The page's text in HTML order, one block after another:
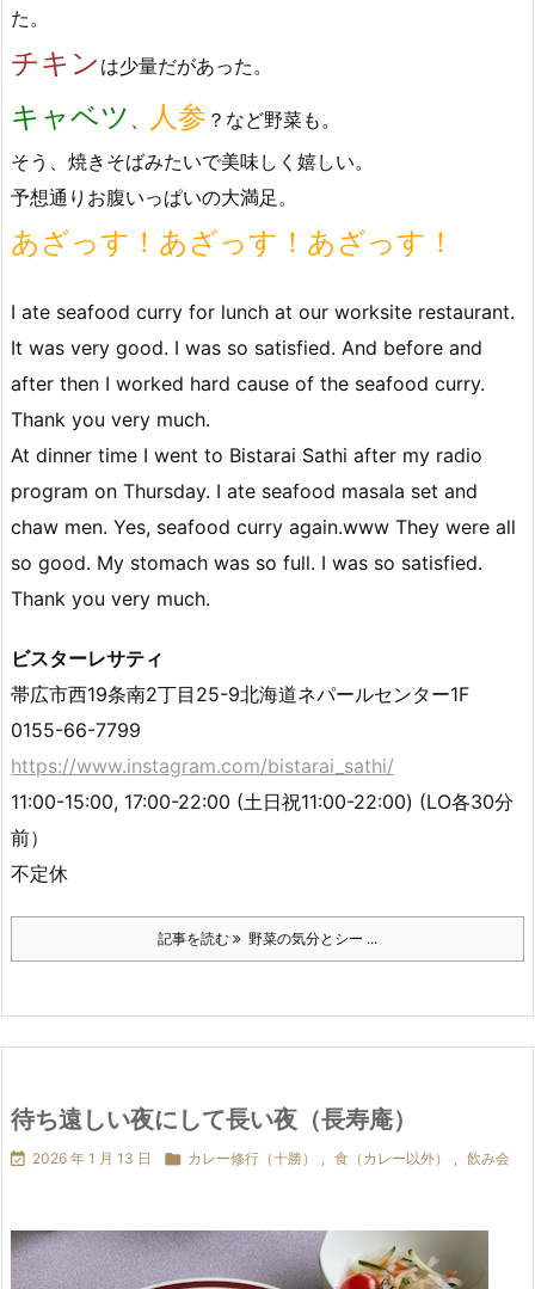
た。
チキン は少量だがあった。
キャベツ 人参 ？など野菜も。
そう、焼きそばみたいで美味しく嬉しい。
予想通りお腹いっぱいの大満足。
あざっす！あざっす！あざっす！
I ate seafood curry for lunch at our worksite restaurant.
It was very good. I was so satisfied. And before and
after then I worked hard cause of the seafood curry.
Thank you very much.
At dinner time I went to Bistarai Sathi after my radio
program on Thursday. I ate seafood masala set and
chaw men. Yes, seafood curry again.www They were all
so good. My stomach was so full. I was so satisfied.
Thank you very much.
ビスターレサティ
帯広市西19条南2丁目25-9北海道ネパールセンター1F
0155-66-7799
https://www.instagram.com/bistarai_sathi/
11:00-15:00, 17:00-22:00 (土日祝11:00-22:00) (LO各30分
前）
不定休
記事を読む 野菜の気分とシー ...
待ち遠しい夜にして長い夜（長寿庵）
 2026 年 1 月 13 日  カレー修行（十勝） , 食（カレー以外） , 飲み会